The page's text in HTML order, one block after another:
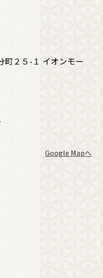
町２５-１ イオンモー
Google Mapへ